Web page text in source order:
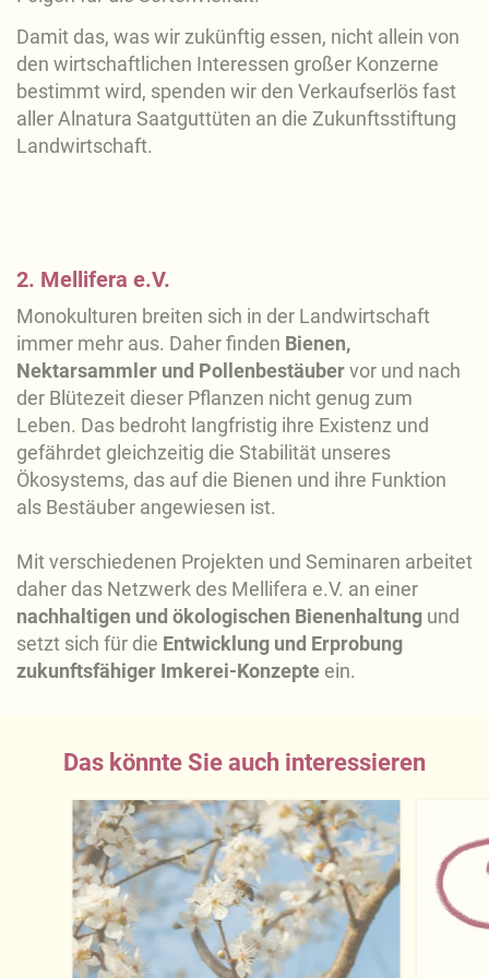
Damit das, was wir zukünftig essen, nicht allein von
den wirtschaftlichen Interessen großer Konzerne
bestimmt wird, spenden wir den Verkaufserlös fast
aller Alnatura Saatguttüten an die Zukunftsstiftung
Landwirtschaft.
2. Mellifera e.V.
Monokulturen breiten sich in der Landwirtschaft
immer mehr aus. Daher finden Bienen,
Nektarsammler und Pollenbestäubervor und nach
der Blütezeit dieser Pflanzen nicht genug zum
Leben. Das bedroht langfristig ihre Existenz und
gefährdet gleichzeitig die Stabilität unseres
Ökosystems, das auf die Bienen und ihre Funktion
als Bestäuber angewiesen ist.
Mit verschiedenen Projekten und Seminaren arbeitet
daher das Netzwerk des Mellifera e.V. an einer
nachhaltigen und ökologischen Bienenhaltung und
setzt sich für die Entwicklung und Erprobung
zukunftsfähiger Imkerei-Konzepte ein.
Das könnte Sie auch interessieren